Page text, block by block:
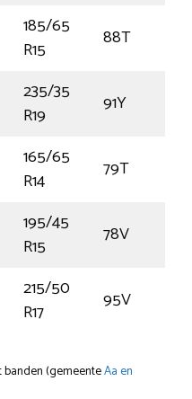
185/65
R15
88T
235/35
R19
91Y
165/65
R14
79T
195/45
R15
78V
215/50
R17
95V
banden (gemeenteAa en